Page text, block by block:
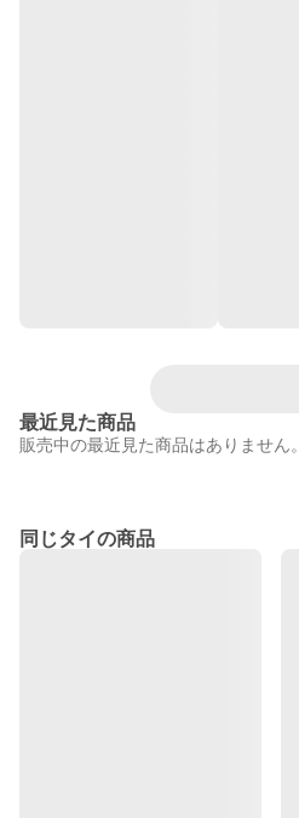
最近見た商品
販売中の最近見た商品はありません。
同じタイの商品